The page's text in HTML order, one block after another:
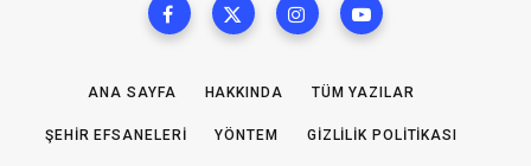
ANA SAYFA HAKKINDA TÜM YAZILAR
ŞEHIR EFSANELERI YÖNTEM GIZLILIK POLITIKASI